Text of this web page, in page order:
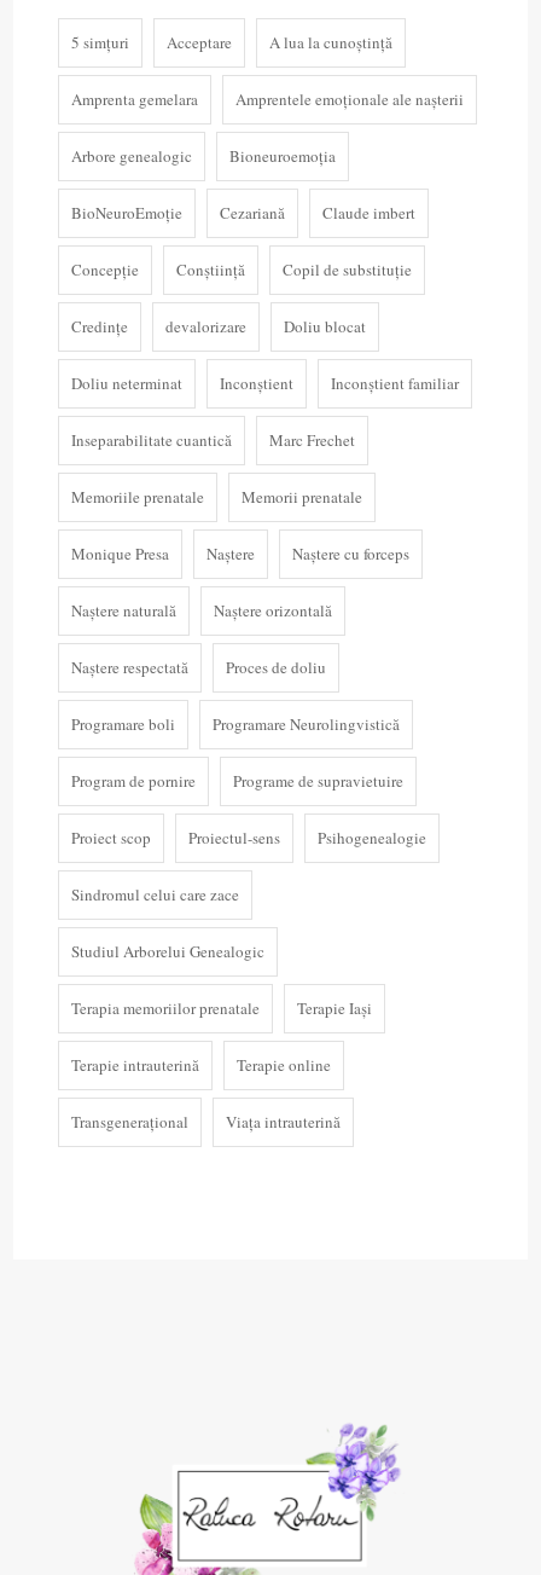
5 simțuri Acceptare A lua la cunoștință
Amprenta gemelara Amprentele emoționale ale nașterii
Arbore genealogic Bioneuroemoția
BioNeuroEmoție Cezariană Claude imbert
Concepție Conștiință Copil de substituție
Credințe devalorizare Doliu blocat
Doliu neterminat Inconștient Inconștient familiar
Inseparabilitate cuantică Marc Frechet
Memoriile prenatale Memorii prenatale
Monique Presa Naștere Naștere cu forceps
Naștere naturală Naștere orizontală
Naștere respectată Proces de doliu
Programare boli Programare Neurolingvistică
Program de pornire Programe de supravietuire
Proiect scop Proiectul-sens Psihogenealogie
Sindromul celui care zace
Studiul Arborelui Genealogic
Terapia memoriilor prenatale Terapie Iași
Terapie intrauterină Terapie online
Transgenerațional Viața intrauterină